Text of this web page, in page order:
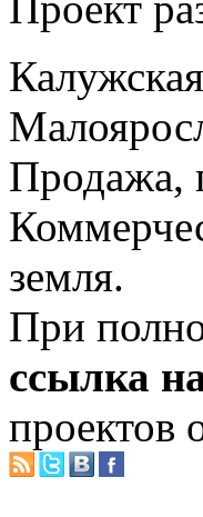
Продажа,
земля.
При
ссылка
проектов